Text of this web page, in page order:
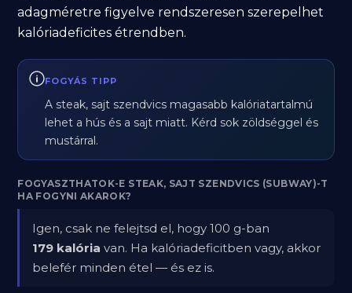
adagméretre figyelve rendszeresen szerepelhet
kalóriadeficites étrendben.
FOGYÁS TIPP
A steak, sajt szendvics magasabb kalóriatartalmú
lehet a hús és a sajt miatt. Kérd sok zöldséggel és
mustárral.
FOGYASZTHATOK-E STEAK, SAJT SZENDVICS (SUBWAY)-T
HA FOGYNI AKAROK?
Igen, csak ne felejtsd el, hogy 100 g-ban
179 kalória van. Ha kalóriadeficitben vagy, akkor
belefér minden étel — és ez is.